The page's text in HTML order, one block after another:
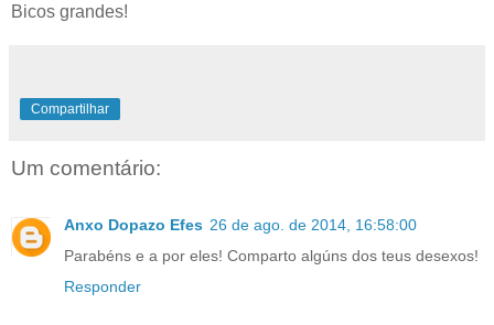
Bicos grandes!
Compartilhar
Um comentário:
Anxo Dopazo Efes 26 de ago. de 2014, 16:58:00
Parabéns e a por eles! Comparto algúns dos teus desexos!
Responder